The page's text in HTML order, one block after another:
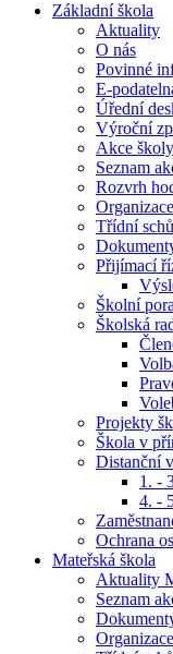
Základní škola
Aktuality
O nás
Povinné
E-
Úřední
Výroční
Akce školy
Seznam
Rozvrh
Třídní
Přijímací
Školní
Školská
Projekty
Škola v
Distanční
1. -
4. -
Ochrana
Mateřská škola
Aktuality
Seznam